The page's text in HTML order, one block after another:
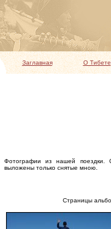
Заглавная О Тибете
Фотографии из нашей поездки.
выложены только снятые мною.
Страницы